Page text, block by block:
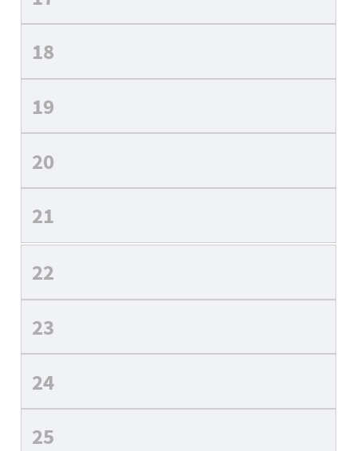
18
19
20
21
22
23
24
25